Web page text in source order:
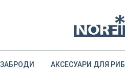
АКСЕСУАРИ ДЛЯ
ЗАБРОДИ